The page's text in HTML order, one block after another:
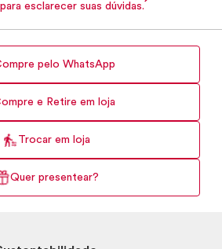
esclarecer suas dúvidas.
pelo WhatsApp
e Retire em loja
Trocar em loja
Quer presentear?